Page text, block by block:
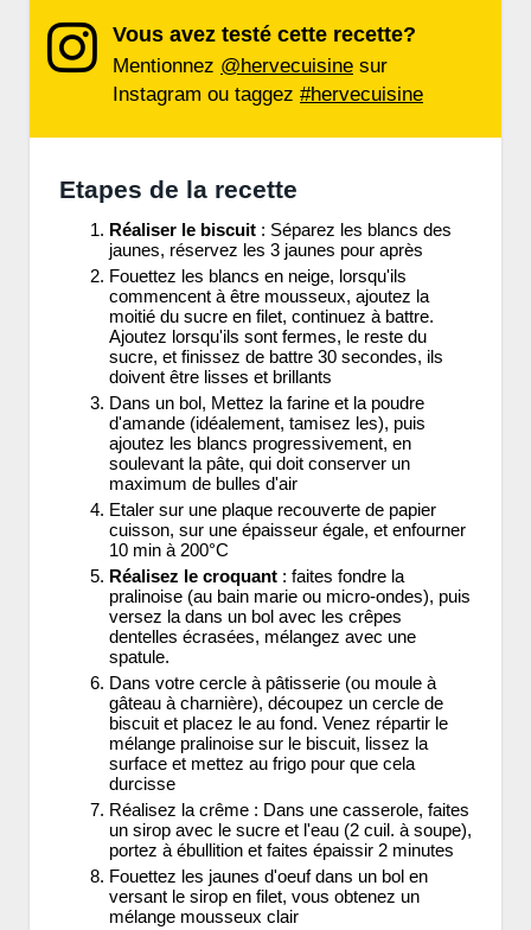
Vous avez testé cette recette?
Mentionnez @hervecuisine sur
Instagram ou taggez #hervecuisine
Etapes de la recette
Réaliser le biscuit : Séparez les blancs des
jaunes, réservez les 3 jaunes pour après
Fouettez les blancs en neige, lorsqu'ils
commencent à être mousseux, ajoutez la
moitié du sucre en filet, continuez à battre.
Ajoutez lorsqu'ils sont fermes, le reste du
sucre, et finissez de battre 30 secondes, ils
doivent être lisses et brillants
Dans un bol, Mettez la farine et la poudre
d'amande (idéalement, tamisez les), puis
ajoutez les blancs progressivement, en
soulevant la pâte, qui doit conserver un
maximum de bulles d'air
Etaler sur une plaque recouverte de papier
cuisson, sur une épaisseur égale, et enfourner
10 min à 200°C
Réalisez le croquant : faites fondre la
pralinoise (au bain marie ou micro-ondes), puis
versez la dans un bol avec les crêpes
dentelles écrasées, mélangez avec une
spatule.
Dans votre cercle à pâtisserie (ou moule à
gâteau à charnière), découpez un cercle de
biscuit et placez le au fond. Venez répartir le
mélange pralinoise sur le biscuit, lissez la
surface et mettez au frigo pour que cela
durcisse
Réalisez la crême : Dans une casserole, faites
un sirop avec le sucre et l'eau (2 cuil. à soupe),
portez à ébullition et faites épaissir 2 minutes
Fouettez les jaunes d'oeuf dans un bol en
versant le sirop en filet, vous obtenez un
mélange mousseux clair